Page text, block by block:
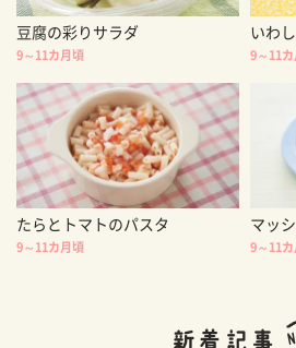
豆腐の彩りサラダ
9～11カ月頃
いわ
9～11カ
たらとトマトのパスタ
9～11カ月頃
マッ
9～11カ